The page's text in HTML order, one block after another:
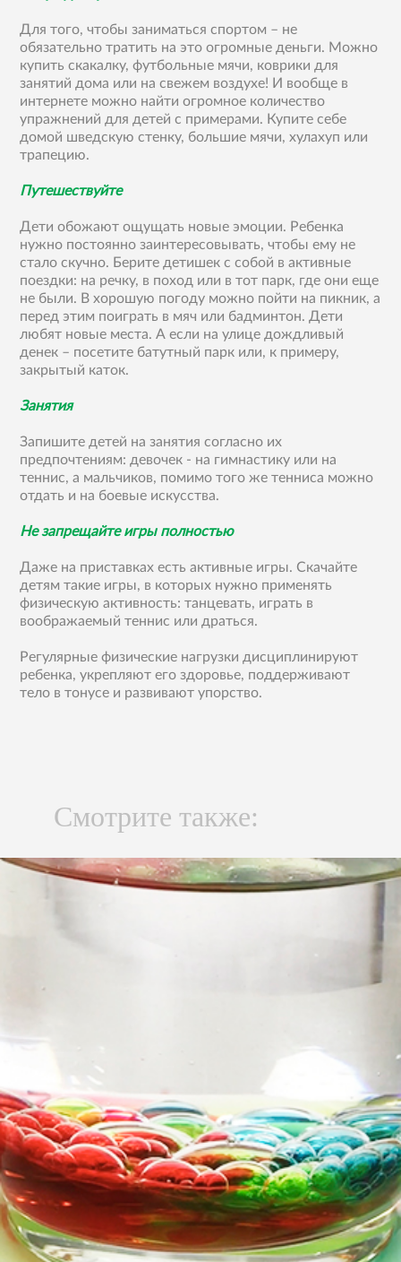
Для того, чтобы заниматься спортом – не
обязательно тратить на это огромные деньги. Можно
купить скакалку, футбольные мячи, коврики для
занятий дома или на свежем воздухе! И вообще в
интернете можно найти огромное количество
упражнений для детей с примерами. Купите себе
домой шведскую стенку, большие мячи, хулахуп или
трапецию.
Путешествуйте
Дети обожают ощущать новые эмоции. Ребенка
нужно постоянно заинтересовывать, чтобы ему не
стало скучно. Берите детишек с собой в активные
поездки: на речку, в поход или в тот парк, где они еще
не были. В хорошую погоду можно пойти на пикник, а
перед этим поиграть в мяч или бадминтон. Дети
любят новые места. А если на улице дождливый
денек – посетите батутный парк или, к примеру,
закрытый каток.
Занятия
Запишите детей на занятия согласно их
предпочтениям: девочек - на гимнастику или на
теннис, а мальчиков, помимо того же тенниса можно
отдать и на боевые искусства.
Не запрещайте игры полностью
Даже на приставках есть активные игры. Скачайте
детям такие игры, в которых нужно применять
физическую активность: танцевать, играть в
воображаемый теннис или драться.
Регулярные физические нагрузки дисциплинируют
ребенка, укрепляют его здоровье, поддерживают
тело в тонусе и развивают упорство.
Смотрите также: